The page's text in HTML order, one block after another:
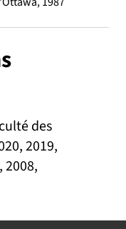
des
2019,
2008,